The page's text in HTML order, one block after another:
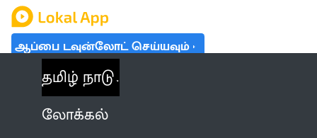
ஆப்பை டவுன்லோட் செய்யவும்
தமிழ் நாடு
லோக்கல்